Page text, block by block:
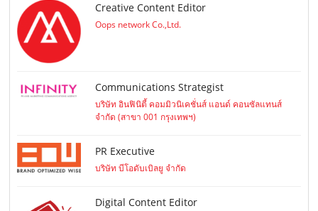
Creative Content Editor
Oops network Co.,Ltd.
Communications Strategist
บริษัท อินฟินิตี้ คอมมิวนิเคชั่นส์ แอนด์ คอนซัลแทนส์
จำกัด (สาขา 001 กรุงเทพฯ)
PR Executive
บริษัท บีโอดับเบิลยู จำกัด
Digital Content Editor